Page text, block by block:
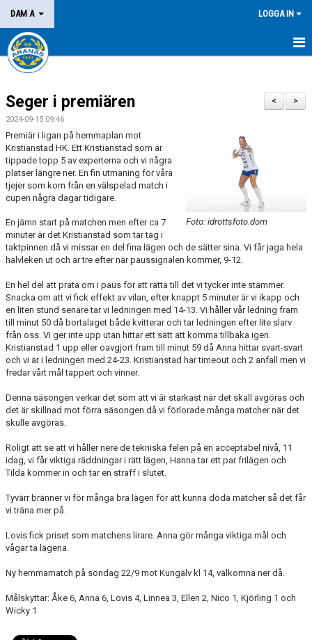
DAM A LOGGA IN
HEM
NYHETER
KALENDER
MATCHER
KONTAKT
>
<
Seger i premiären
2024-09-15 09:46
Foto: idrottsfoto.dom
Premiär i ligan på hemmaplan mot
Kristianstad HK. Ett Kristianstad som är
tippade topp 5 av experterna och vi några
platser längre ner. En fin utmaning för våra
tjejer som kom från en välspelad match i
cupen några dagar tidigare.
En jämn start på matchen men efter ca 7
minuter är det Kristianstad som tar tag i
taktpinnen då vi missar en del fina lägen och de sätter sina. Vi får jaga hela
halvleken ut och är tre efter när paussignalen kommer, 9-12.
En hel del att prata om i paus för att rätta till det vi tycker inte stämmer.
Snacka om att vi fick effekt av vilan, efter knappt 5 minuter är vi ikapp och
en liten stund senare tar vi ledningen med 14-13. Vi håller vår ledning fram
till minut 50 då bortalaget både kvitterar och tar ledningen efter lite slarv
från oss. Vi ger inte upp utan hittar ett sätt att komma tillbaka igen.
Kristianstad 1 upp eller oavgjort fram till minut 59 då Anna hittar svart-svart
och vi är i ledningen med 24-23. Kristianstad har timeout och 2 anfall men vi
fredar vårt mål tappert och vinner.
Denna säsongen verkar det som att vi är starkast när det skall avgöras och
det är skillnad mot förra säsongen då vi förlorade många matcher när det
skulle avgöras.
Roligt att se att vi håller nere de tekniska felen på en acceptabel nivå, 11
idag, vi får viktiga räddningar i rätt lägen, Hanna tar ett par frilägen och
Tilda kommer in och tar en straff i slutet.
Tyvärr bränner vi för många bra lägen för att kunna döda matcher så det får
vi träna mer på.
Lovis fick priset som matchens lirare. Anna gör många viktiga mål och
vågar ta lägena.
Ny hemmamatch på söndag 22/9 mot Kungälv kl 14, välkomna ner då.
Målskyttar: Åke 6, Anna 6, Lovis 4, Linnea 3, Ellen 2, Nico 1, Kjörling 1 och
Wicky 1